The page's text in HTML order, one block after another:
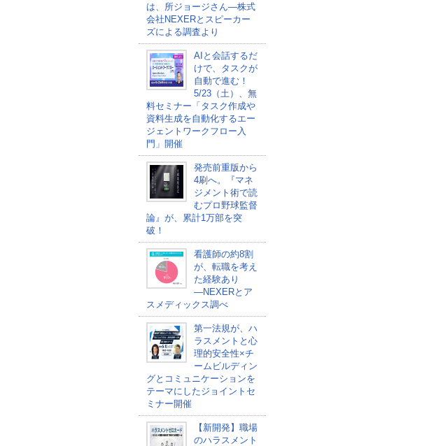
は、所ジョージさん―株式
会社NEXERとスピーカー
ズによる調査より
AIと会話するだ
けで、タスクが
自動で進む！
5/23（土）、無
料セミナー「タスク作成や
資料生成を自動化するエー
ジェントワークフロー入
門」開催
発売前重版から
4刷へ。『マネ
ジメント術で読
むプロ野球監督
論』が、累計1万部を突
破！
看護師の約8割
が、転職を考え
た経験あり
―NEXERとア
スメディックス調べ
第一法規が、ハ
ラスメントと心
理的安全性×チ
ームビルディン
グとコミュニケーションを
テーマにしたジョイントセ
ミナー開催
【新開発】職場
のハラスメント